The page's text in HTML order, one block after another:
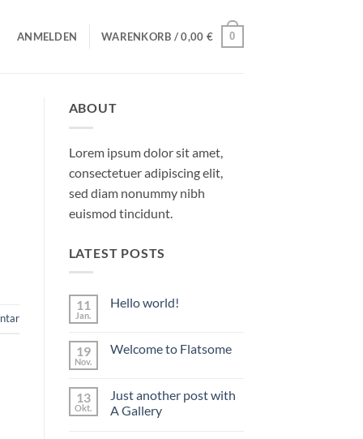
ANMELDEN WARENKORB /0,00 € 0
ABOUT
Lorem ipsum dolor sit amet,
consectetuer adipiscing elit,
sed diam nonummy nibh
euismod tincidunt.
LATEST POSTS
11
Jan.
Hello world!
Hello
19
Nov.
Welcome to Flatsome
Welcome
to
Flatsome
13
Okt.
Just another post with
A Gallery